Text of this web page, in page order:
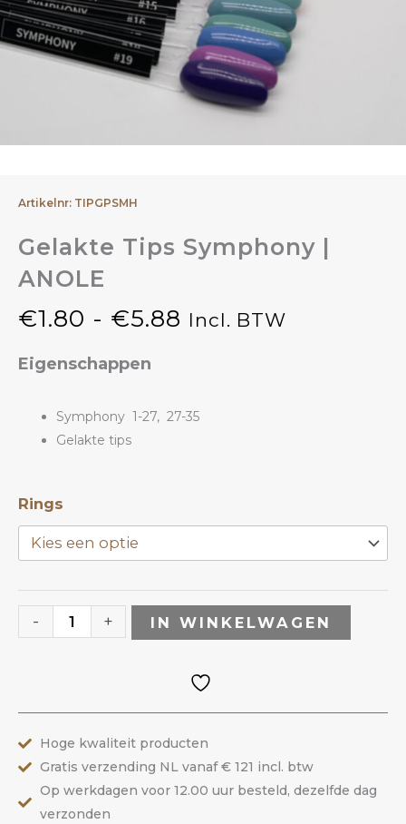
Artikelnr: TIPGPSMH
Gelakte Tips Symphony |
ANOLE
€1.80 - €5.88 Prijsklasse:
tot
Incl. BTW
Eigenschappen
Symphony 1-27, 27-35
Gelakte tips
Rings
-
Gelakte
Tips
Symphony
ANOLE
aantal
+ IN WINKELWAGEN
Hoge kwaliteit producten
Gratis verzending NL vanaf € 121 incl. btw
Op werkdagen voor 12.00 uur besteld, dezelfde dag
verzonden